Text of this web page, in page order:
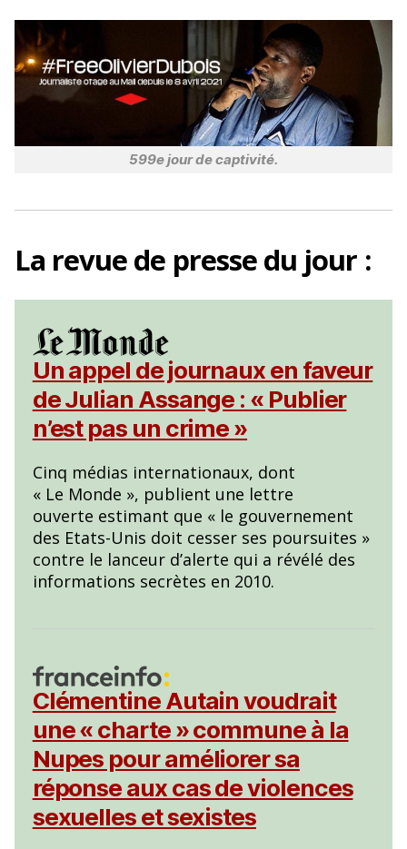
599e jour de captivité.
La revue de pressedu jour :
Un appel de journaux en faveur
de Julian Assange : « Publier
n’est pas un crime »
Cinq médias internationaux, dont
« Le Monde », publient une lettre
ouverte estimant que « le gouvernement
des Etats-Unis doit cesser ses poursuites »
contre le lanceur d’alerte qui a révélé des
informations secrètes en 2010.
Clémentine Autain voudrait
une « charte » commune à la
Nupes pour améliorer sa
réponse aux cas de violences
sexuelles et sexistes